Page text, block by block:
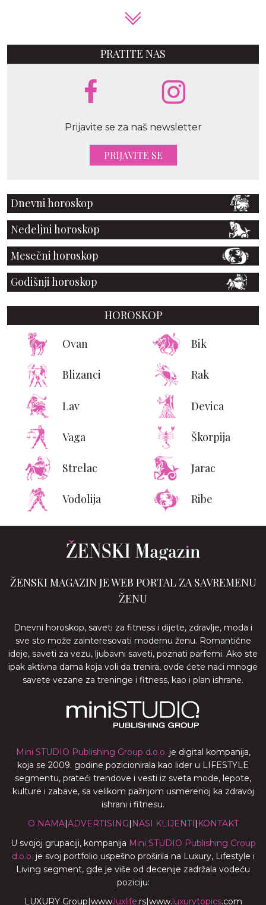
PRATITE NAS
Prijavite se za naš newsletter
PRIJAVITE SE
Dnevni horoskop
Nedeljni horoskop
Mesečni horoskop
Godišnji horoskop
HOROSKOP
Ovan Bik
Blizanci Rak
Lav Devica
Vaga Škorpija
Strelac Jarac
Vodolija Ribe
ŽENSKI MAGAZIN JE WEB PORTAL ZA SAVREMENU
ŽENU
Dnevni horoskop, saveti za fitness i dijete, zdravlje, moda i
sve sto može zainteresovati modernu ženu. Romantične
ideje, saveti za vezu, ljubavni saveti, poznati parfemi. Ako ste
ipak aktivna dama koja voli da trenira, ovde ćete naći mnoge
savete vezane za treninge i fitness, kao i plan ishrane.
Mini STUDIO Publishing Group d.o.o. je digital kompanija,
koja se 2009. godine pozicionirala kao lider u LIFESTYLE
segmentu, prateći trendove i vesti iz sveta mode, lepote,
kulture i zabave, sa velikom pažnjom usmerenoj ka zdravoj
ishrani i fitnesu.
O NAMA|ADVERTISING| NASI KLIJENTI | KONTAKT
U svojoj grupaciji, kompanija Mini STUDIO Publishing Group
d.o.o. je svoj portfolio uspešno proširila na Luxury, Lifestyle i
Living segment, gde je više od decenije zadržala vodeću
poziciju:
LUXURY Group|www.luxlife.rs|www.luxurytopics.com